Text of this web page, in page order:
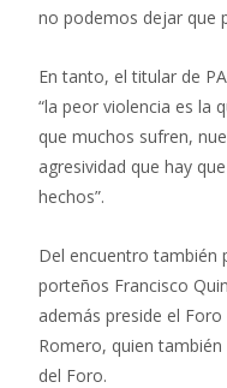
no podemos dejar que
En tanto, el titular de
“la peor violencia es la
que muchos sufren,
agresividad que hay
hechos”.
Del encuentro también
porteños Francisco
además preside el
Romero, quien
del Foro.